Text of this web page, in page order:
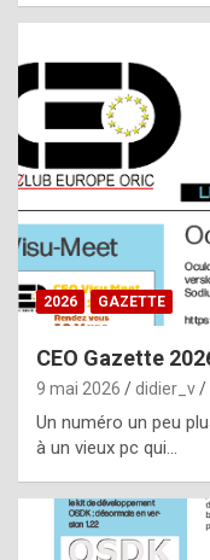
2026 GAZETTE
CEO Gazette
9 mai 2026 didier_v
Un numéro un peu
à un vieux pc qui…